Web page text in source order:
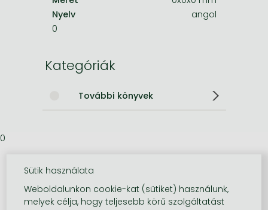
Nyelv
angol
0
Kategóriák
További könyvek
0
Sütik használata
Weboldalunkon cookie-kat (sütiket) használunk,
melyek célja, hogy teljesebb körű szolgáltatást